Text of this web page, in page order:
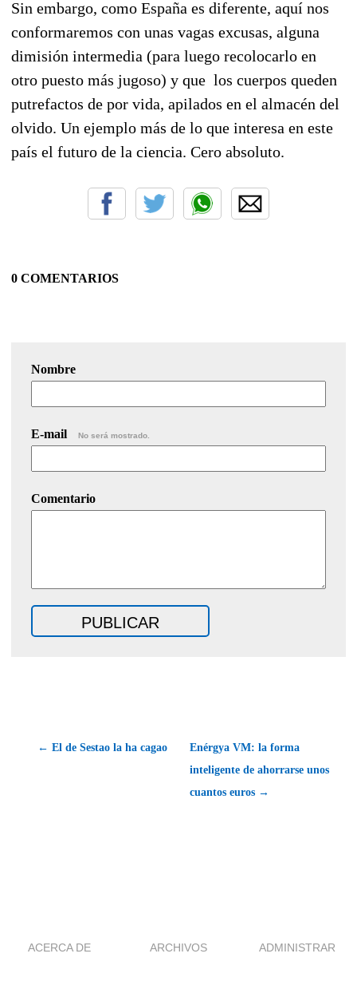
Sin embargo, como España es diferente, aquí nos
conformaremos con unas vagas excusas, alguna
dimisión intermedia (para luego recolocarlo en
otro puesto más jugoso) y que los cuerpos queden
putrefactos de por vida, apilados en el almacén del
olvido. Un ejemplo más de lo que interesa en este
país el futuro de la ciencia. Cero absoluto.
0 COMENTARIOS
Nombre
E-mail No será mostrado.
Comentario
← El de Sestao la ha cagao
Enérgya VM: la forma
inteligente de ahorrarse unos
cuantos euros →
ACERCA DE ARCHIVOS ADMINISTRAR